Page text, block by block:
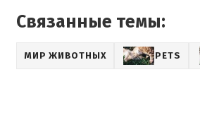
Связанные темы:
МИР ЖИВОТНЫХ PETS